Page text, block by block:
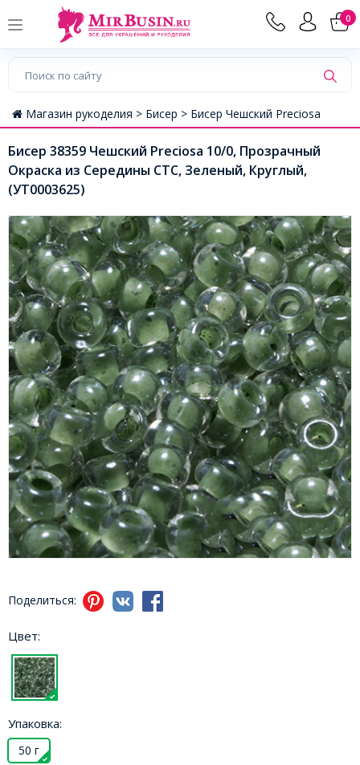
0
Магазин рукоделия > Бисер > Бисер Чешский Preciosa
Бисер 38359 Чешский Preciosa 10/0, Прозрачный
Окраска из Середины CTC, Зеленый, Круглый,
(УТ0003625)
Поделиться:
Цвет:
Упаковка:
50 г